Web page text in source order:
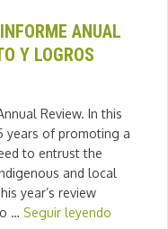
ANUAL
Y LOGROS
Review. In this
years of promoting a
to entrust the
and local
year’s review
… Seguir leyendo